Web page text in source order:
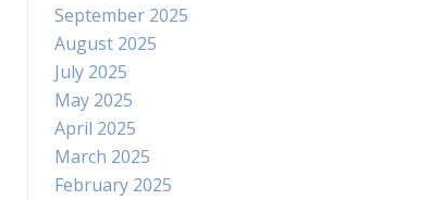
September 2025
August 2025
July 2025
May 2025
April 2025
March 2025
February 2025